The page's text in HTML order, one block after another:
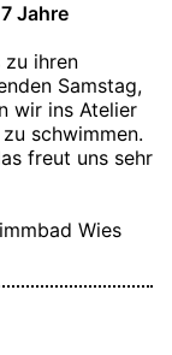
Jahre
zu ihren
Samstag,
wir ins Atelier
schwimmen.
freut uns sehr
Wies